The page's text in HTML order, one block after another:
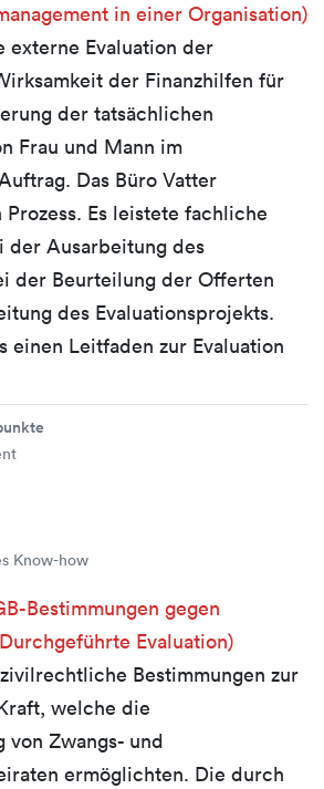
in einer Organisation)
externe Evaluation der
der Finanzhilfen für
der tatsächlichen
Frau und Mann im
Das Büro Vatter
Es leistete fachliche
der Ausarbeitung des
der Beurteilung der Offerten
des Evaluationsprojekts.
einen Leitfaden zur Evaluation
Know-how
Bestimmungen gegen
Evaluation)
Bestimmungen zur
welche die
von Zwangs- und
ermöglichten. Die durch